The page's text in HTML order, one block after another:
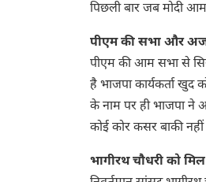
पिछली बार जब मोदी
पीएम की सभा और
पीएम की आम सभा से
है भाजपा कार्यकर्ता खुद
के नाम पर ही भाजपा ने
कोई कोर कसर बाकी नहीं
भागीरथ चौधरी को